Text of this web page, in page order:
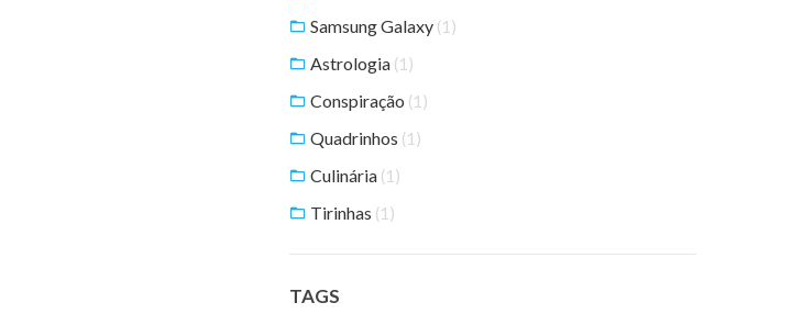
Samsung Galaxy (1)
Astrologia (1)
Conspiração (1)
Quadrinhos (1)
Culinária (1)
Tirinhas (1)
TAGS